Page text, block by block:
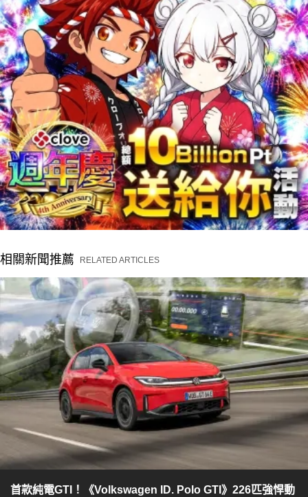
相關新聞推薦 RELATED ARTICLES
首款純電GTI！《Volkswagen ID. Polo GTI》226匹強悍動